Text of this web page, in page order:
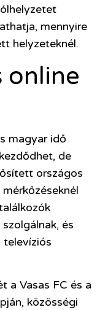
mennyire
helyzeteknél.
online
magyar idő
de
országos
és
televíziós
a Vasas FC és a
közösségi